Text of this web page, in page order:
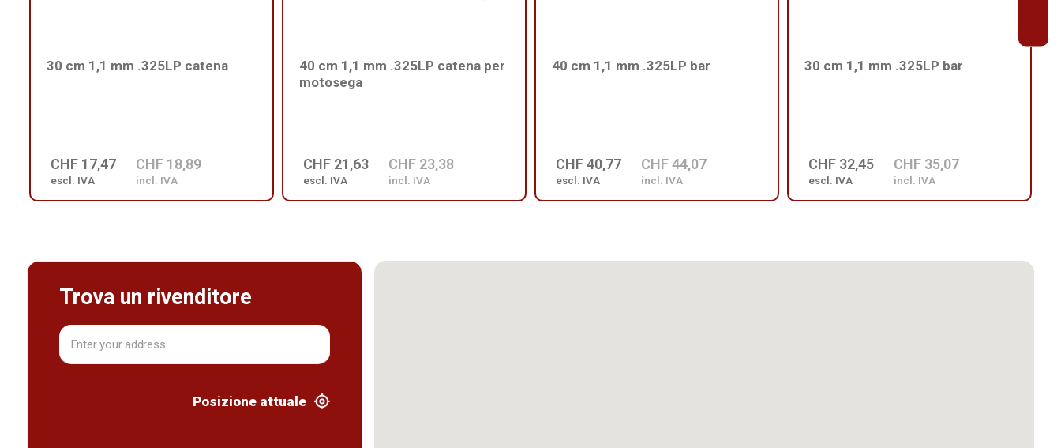
30 cm 1,1 mm .325LP catena
CHF 17,47
escl. IVA
CHF 18,89
incl. IVA
40 cm 1,1 mm .325LP catena per
motosega
CHF 21,63
escl. IVA
CHF 23,38
incl. IVA
40 cm 1,1 mm .325LP bar
CHF 40,77
escl. IVA
CHF 44,07
incl. IVA
30 cm 1,1 mm .325LP bar
CHF 32,45
escl. IVA
CHF 35,07
incl. IVA
Trova un rivenditore
Posizione attuale